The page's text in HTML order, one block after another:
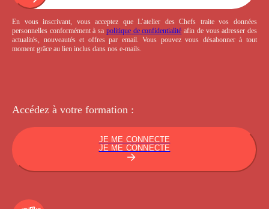
En vous inscrivant, vous acceptez que L’atelier des Chefs traite vos données
personnelles conformément à sa politique de confidentialité afin de vous adresser des
actualités, nouveautés et offres par email. Vous pouvez vous désabonner à tout
moment grâce au lien inclus dans nos e-mails.
Accédez à votre formation :
JE ME CONNECTE
JE ME CONNECTE